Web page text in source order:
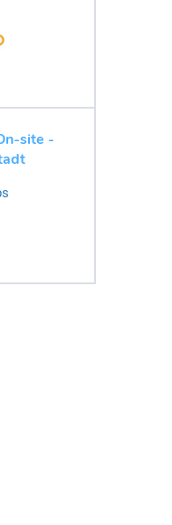
site -